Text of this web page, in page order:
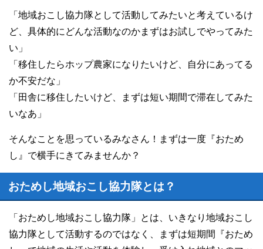
「地域おこし協力隊として活動してみたいと考えているけ
ど、具体的にどんな活動なのかまずはお試しでやってみた
い」
「移住したらホップ農家になりたいけど、自分にあってる
か不安だな」
「田舎に移住したいけど、まずは短い期間で滞在してみた
いなあ」
そんなことを思っているみなさん！まずは一度『おため
し』で横手にきてみませんか？
おためし地域おこし協力隊とは？
「おためし地域おこし協力隊」とは、いきなり地域おこし
協力隊として活動するのではなく、まずは短期間『おため